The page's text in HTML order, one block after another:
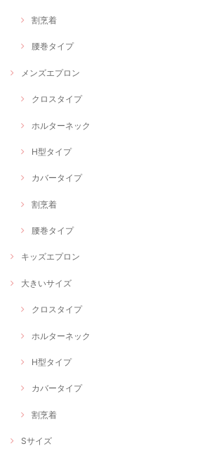
割烹着
腰巻タイプ
メンズエプロン
クロスタイプ
ホルターネック
H型タイプ
カバータイプ
割烹着
腰巻タイプ
キッズエプロン
大きいサイズ
クロスタイプ
ホルターネック
H型タイプ
カバータイプ
割烹着
Sサイズ